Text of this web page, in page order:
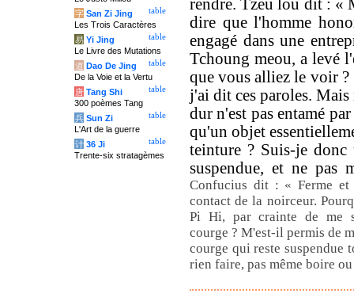
rendre. Tzeu lou dit : «
dire que l'homme
engagé dans une
Tchoung meou, a levé
que vous alliez le voir
j'ai dit ces paroles.
dur n'est pas entamé
qu'un objet
teinture ? Suis-je donc
suspendue, et ne pas
Confucius dit : « Ferme et
contact de la noirceur.
Pi Hi, par crainte de me
courge ? M'est-il permis de
courge qui reste suspendue
rien faire, pas même boire
table
字 San Zi Jing
Les Trois Caractères
table
易 Yi Jing
Le Livre des Mutations
table
道 Dao De Jing
De la Voie et la Vertu
table
唐 Tang Shi
300 poèmes Tang
table
兵 Sun Zi
L'Art de la guerre
table
计 36 Ji
Trente-six stratagèmes